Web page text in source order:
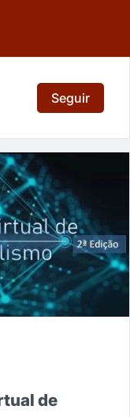
Seguir
de